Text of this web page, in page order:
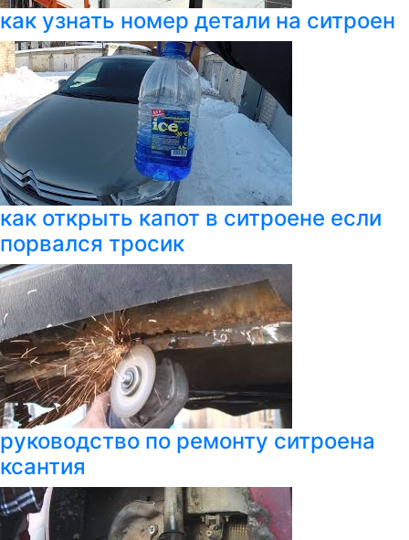
как узнать номер детали на ситроен
как открыть капот в ситроене если
порвался тросик
руководство по ремонту ситроена
ксантия